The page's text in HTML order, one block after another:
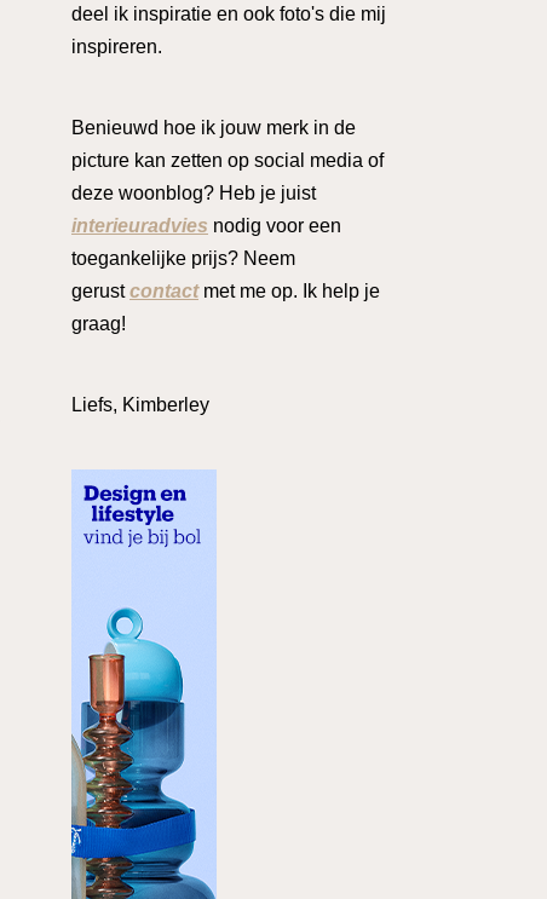
deel ik inspiratie en ook foto's die mij
inspireren.
Benieuwd hoe ik jouw merk in de
picture kan zetten op social media of
deze woonblog? Heb je juist
interieuradvies nodig voor een
toegankelijke prijs? Neem
gerustcontactmet me op. Ik help je
graag!
Liefs, Kimberley